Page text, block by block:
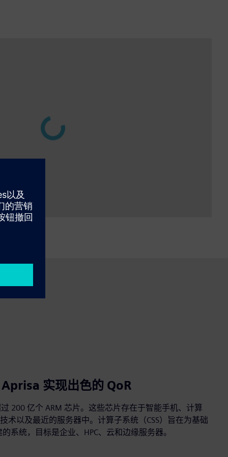
实现出色的 QoR
200 亿个 ARM 芯片。这些芯片存在于智能手机、计算
术以及最近的服务器中。计算子系统（CSS）旨在为基础
系统，目标是企业、HPC、云和边缘服务器。